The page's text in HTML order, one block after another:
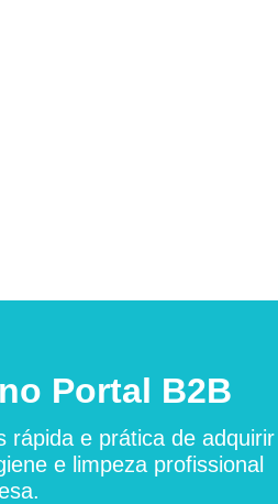
Portal B2B
rápida e prática de adquirir
e limpeza profissional